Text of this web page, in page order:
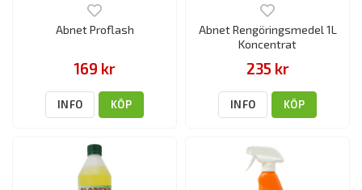
Abnet Proflash
169 kr
INFO KÖP
Abnet Rengöringsmedel 1L
Koncentrat
235 kr
INFO KÖP